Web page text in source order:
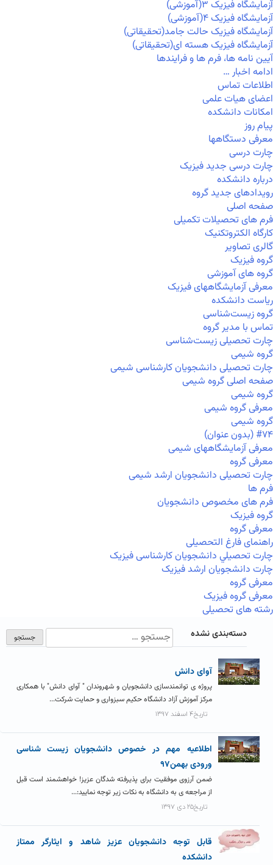
آزمایشگاه فیزیک ۳(آموزشی)
آزمایشگاه فیزیک ۴(آموزشی)
آزمایشگاه فیزیک حالت جامد(تحقیقاتی)
آزمایشگاه فیزیک هسته ای(تحقیقاتی)
آیین نامه ها، فرم ها و فرایندها
ادامه اخبار …
اطلاعات تماس
اعضای هیات علمی
امکانات دانشکده
پیام روز
معرفی دستگاهها
چارت درسی
چارت درسی جدید فیزیک
درباره دانشکده
رویدادهای جدید گروه
صفحه اصلی
فرم های تحصیلات تکمیلی
کارگاه الکتروتکنیک
گالری تصاویر
گروه فیزیک
گروه های آموزشی
معرفی آزمایشگاههای فیزیک
ریاست دانشکده
گروه زیست‌شناسی
تماس با مدیر گروه
چارت تحصیلی زیست‌شناسی
گروه شیمی
چارت تحصیلی دانشجویان کارشناسی شیمی
صفحه اصلی گروه شیمی
گروه شیمی
معرفی گروه شیمی
گروه شیمی
#۷۴ (بدون عنوان)
معرفی آزمایشگاههای شیمی
معرفی گروه
چارت تحصیلی دانشجویان ارشد شیمی
فرم ها
فرم های مخصوص دانشجویان
گروه فیزیک
معرفی گروه
راهنمای فارغ التحصیلی
چارت تحصيلي دانشجویان کارشناسی فیزیک
چارت دانشجویان ارشد فیزیک
معرفی گروه
معرفی گروه فیزیک
رشته های تحصیلی
دسته‌بندی نشده
آوای دانش
پروژه ی توانمندسازی دانشجویان و شهروندان " آوای دانش" با همکاری
مرکز آموزش آزاد دانشگاه حکیم سبزواری و حمایت شرکت...
تاریخ۴ اسفند ۱۳۹۷
اطلاعیه مهم در خصوص دانشجویان زیست شناسی
ورودی بهمن۹۷
ضمن آرزوی موفقیت برای پذیرفته شدگان عزیز! خواهشمند است قبل
از مراجعه ی به دانشگاه به نکات زیر توجه نمایید:...
تاریخ۲۵ دی ۱۳۹۷
قابل توجه دانشجویان عزیز شاهد و ایثارگر ممتاز
دانشکده